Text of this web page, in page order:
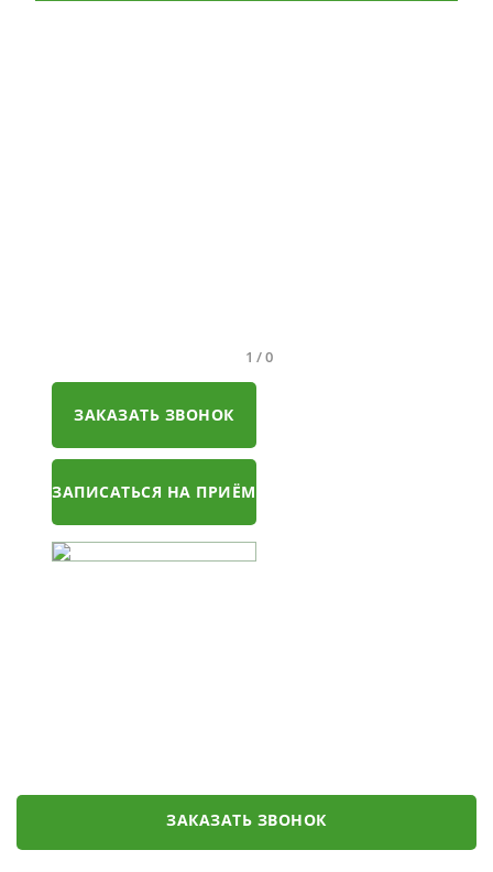
1 /0
ЗАКАЗАТЬ ЗВОНОК
ЗАПИСАТЬСЯ НА ПРИЁМ
ЗАКАЗАТЬ ЗВОНОК